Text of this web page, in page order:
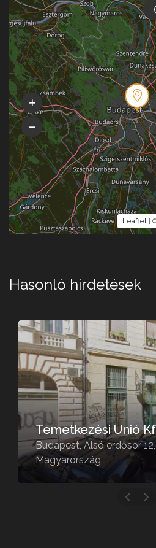
Leaflet |
Hasonló hirdetések
Temetkezési Unió
Budapest, Alsó erdősor
Magyarország